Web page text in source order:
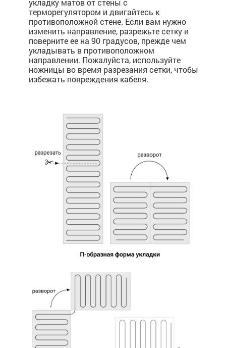
укладку матов от стены с
терморегулятором и двигайтесь к
противоположной стене. Если вам нужно
изменить направление, разрежьте сетку и
поверните ее на 90 градусов, прежде чем
укладывать в противоположном
направлении. Пожалуйста, используйте
ножницы во время разрезания сетки, чтобы
избежать повреждения кабеля.